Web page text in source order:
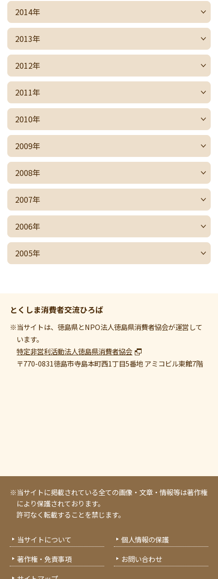
2014年
2013年
2012年
2011年
2010年
2009年
2008年
2007年
2006年
2005年
とくしま消費者交流ひろば
※当サイトは、徳島県とNPO法人徳島県消費者協会が運営して
います。
特定非営利活動法人徳島県消費者協会
〒770-0831徳島市寺島本町西1丁目5番地 アミコビル東館7階
※当サイトに掲載されている全ての画像・文章・情報等は著作権
により保護されております。
許可なく転載することを禁じます。
当サイトについて
個人情報の保護
著作権・免責事項
お問い合わせ